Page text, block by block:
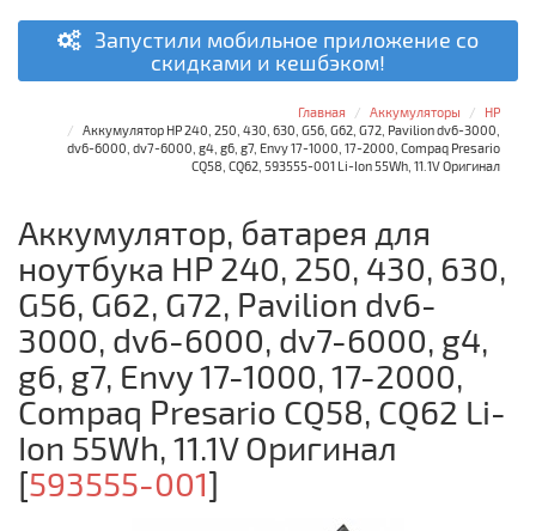
Запустили мобильное приложение со
скидками и кешбэком!
Главная Аккумуляторы
HP
Аккумулятор HP 240, 250, 430, 630, G56, G62, G72, Pavilion dv6-3000,
dv6-6000, dv7-6000, g4, g6, g7, Envy 17-1000, 17-2000, Compaq Presario
CQ58, CQ62, 593555-001 Li-Ion 55Wh, 11.1V Оригинал
Аккумулятор, батарея для
ноутбука HP 240, 250, 430, 630,
G56, G62, G72, Pavilion dv6-
3000, dv6-6000, dv7-6000, g4,
g6, g7, Envy 17-1000, 17-2000,
Compaq Presario CQ58, CQ62 Li-
Ion 55Wh, 11.1V Оригинал
[593555-001]